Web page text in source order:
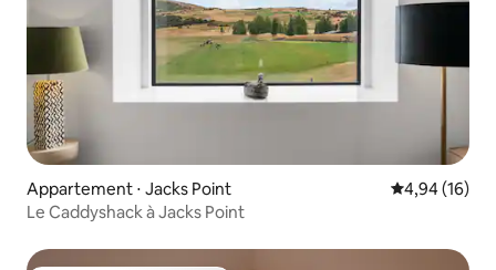
Appartement ⋅ Jacks Point Évaluation
4,94 (16)
Le Caddyshack à Jacks Point